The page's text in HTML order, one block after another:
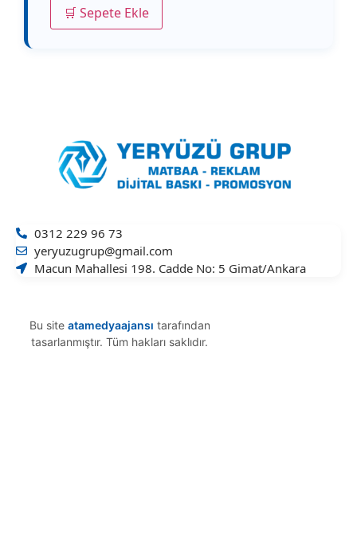
🛒 Sepete Ekle
0312 229 96 73
yeryuzugrup@gmail.com
Macun Mahallesi 198. Cadde No: 5 Gimat/Ankara
Bu site atamedyaajansı tarafından
tasarlanmıştır. Tüm hakları saklıdır.